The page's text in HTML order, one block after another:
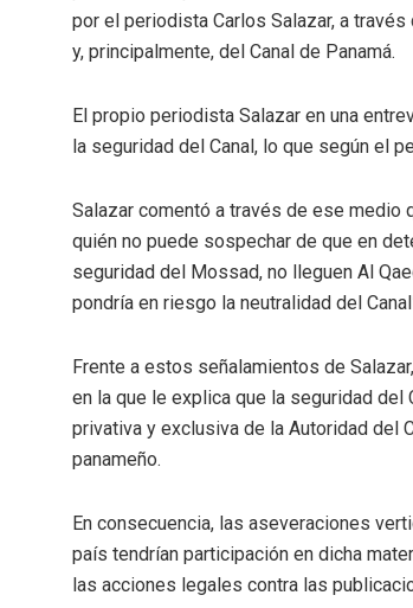
por el periodista Carlos Salazar, a
y, principalmente, del Canal de Panamá.
El propio periodista Salazar en una
la seguridad del Canal, lo que según el
Salazar comentó a través de ese medio
quién no puede sospechar de que en
seguridad del Mossad, no lleguen Al
pondría en riesgo la neutralidad del
Frente a estos señalamientos de
en la que le explica que la seguridad
privativa y exclusiva de la Autoridad del
panameño.
En consecuencia, las aseveraciones
país tendrían participación en dicha
las acciones legales contra las